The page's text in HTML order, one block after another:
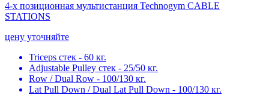
4-х позиционная мультистанция Technogym CABLE
STATIONS
цену уточняйте
Triceps стек - 60 кг.
Adjustable Pulley стек - 25/50 кг.
Row / Dual Row - 100/130 кг.
Lat Pull Down / Dual Lat Pull Down - 100/130 кг.